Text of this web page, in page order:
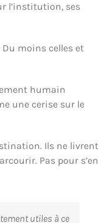
l’institution, ses
moins celles et
humain
une cerise sur le
Ils ne livrent
Pas pour s’en
utiles à ce